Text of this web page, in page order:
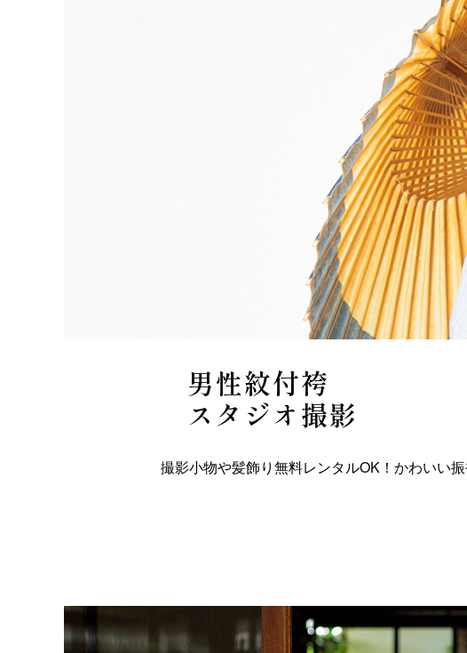
男性紋付袴
スタジオ撮影
撮影小物や髪飾り無料レンタルOK！かわいい